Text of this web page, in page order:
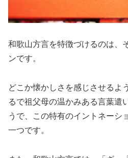
和歌山方言を特徴づけるのは、
ンです。
どこか懐かしさを感じさせるよ
るで祖父母の温かみある言葉遣
うで、この特有のイントネーシ
一つです。